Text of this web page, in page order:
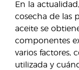
En la
cosecha de las
aceite se
componentes
varios factores,
utilizada y